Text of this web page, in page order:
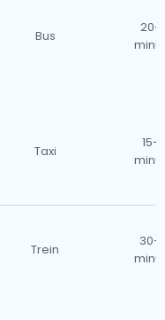
Bus
20-
Taxi
15-
Trein
30-